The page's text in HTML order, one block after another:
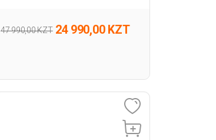
47 990,00 KZT 24 990,00 KZT